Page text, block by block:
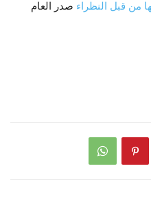
من قبل النظراء صدر العام